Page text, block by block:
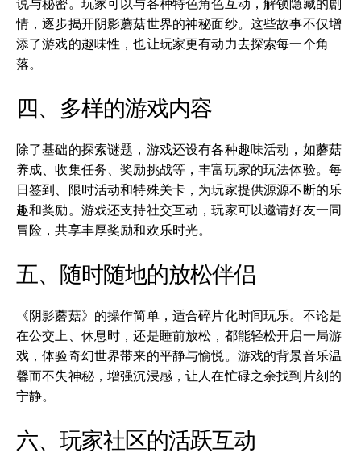
说与秘密。玩家可以与各种特色角色互动，解锁隐藏的剧
情，逐步揭开阴影蘑菇世界的神秘面纱。这些故事不仅增
添了游戏的趣味性，也让玩家更有动力去探索每一个角
落。
四、多样的游戏内容
除了基础的探索谜题，游戏还设有各种趣味活动，如蘑菇
养成、收集任务、奖励挑战等，丰富玩家的玩法体验。每
日签到、限时活动和特殊关卡，为玩家提供源源不断的乐
趣和奖励。游戏还支持社交互动，玩家可以邀请好友一同
冒险，共享丰厚奖励和欢乐时光。
五、随时随地的放松伴侣
《阴影蘑菇》的操作简单，适合碎片化时间玩乐。不论是
在公交上、休息时，还是睡前放松，都能轻松开启一局游
戏，体验奇幻世界带来的平静与愉悦。游戏的背景音乐温
馨而不失神秘，增强沉浸感，让人在忙碌之余找到片刻的
宁静。
六、玩家社区的活跃互动